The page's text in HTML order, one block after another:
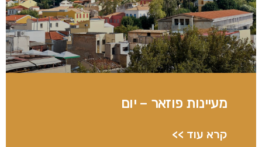
מעיינות פוזאר – יום
קרא עוד >>